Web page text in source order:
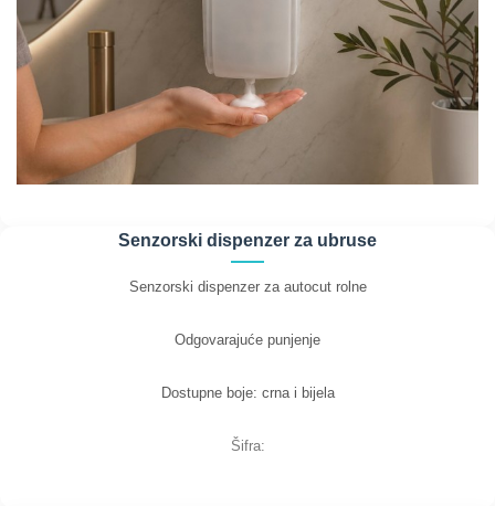
Senzorski dispenzer za ubruse
Senzorski dispenzer za autocut rolne
Odgovarajuće punjenje
Dostupne boje: crna i bijela
Šifra: